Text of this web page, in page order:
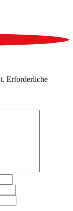
Erforderliche